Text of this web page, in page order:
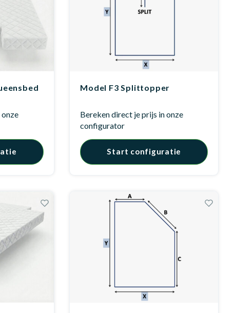
Model F3 Splittopper
Bereken direct je prijs in onze
configurator
Start configuratie